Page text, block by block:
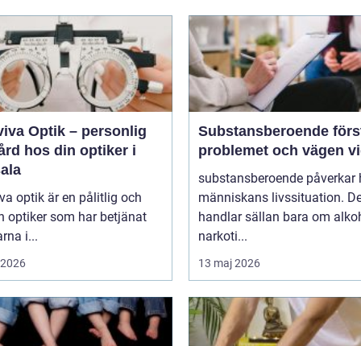
Optik – personlig
hos din optiker i
optik är en pålitlig och
optiker som har betjänat
i...
Substansberoende förstå
problemet och vägen
substansberoende påverkar
människans livssituation.
handlar sällan bara om
narkoti...
13 maj 2026